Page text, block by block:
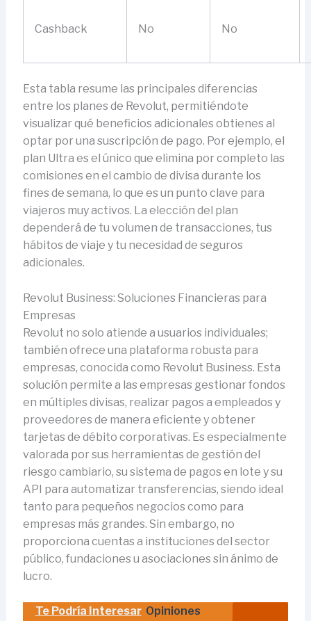
Cashback No No
Esta tabla resume las principales diferencias
entre los planes de Revolut, permitiéndote
visualizar qué beneficios adicionales obtienes al
optar por una suscripción de pago. Por ejemplo, el
plan Ultra es el único que elimina por completo las
comisiones en el cambio de divisa durante los
fines de semana, lo que es un punto clave para
viajeros muy activos. La elección del plan
dependerá de tu volumen de transacciones, tus
hábitos de viaje y tu necesidad de seguros
adicionales.
Revolut Business: Soluciones Financieras para
Empresas
Revolut no solo atiende a usuarios individuales;
también ofrece una plataforma robusta para
empresas, conocida como Revolut Business. Esta
solución permite a las empresas gestionar fondos
en múltiples divisas, realizar pagos a empleados y
proveedores de manera eficiente y obtener
tarjetas de débito corporativas. Es especialmente
valorada por sus herramientas de gestión del
riesgo cambiario, su sistema de pagos en lote y su
API para automatizar transferencias, siendo ideal
tanto para pequeños negocios como para
empresas más grandes. Sin embargo, no
proporciona cuentas a instituciones del sector
público, fundaciones u asociaciones sin ánimo de
lucro.
Te Podría Interesar Opiniones